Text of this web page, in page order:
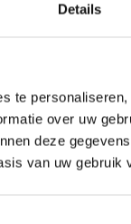
Details
te
over uw
deze
van uw gebruik